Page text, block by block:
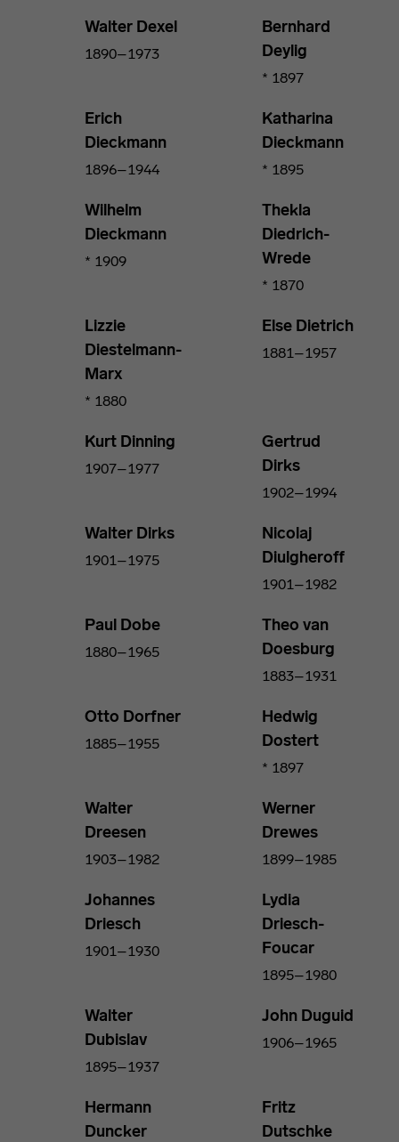
Walter Dexel
1890–1973
Bernhard
Deylig
* 1897
Erich
Dieckmann
1896–1944
Katharina
Dieckmann
* 1895
Wilhelm
Dieckmann
* 1909
Thekla
Diedrich-
Wrede
* 1870
Lizzie
Diestelmann-
Marx
* 1880
Else Dietrich
1881–1957
Kurt Dinning
1907–1977
Gertrud
Dirks
1902–1994
Walter Dirks
1901–1975
Nicolaj
Diulgheroff
1901–1982
Paul Dobe
1880–1965
Theo van
Doesburg
1883–1931
Otto Dorfner
1885–1955
Hedwig
Dostert
* 1897
Walter
Dreesen
1903–1982
Werner
Drewes
1899–1985
Johannes
Driesch
1901–1930
Lydia
Driesch-
Foucar
1895–1980
Walter
Dubislav
1895–1937
John Duguid
1906–1965
Hermann
Duncker
Fritz
Dutschke